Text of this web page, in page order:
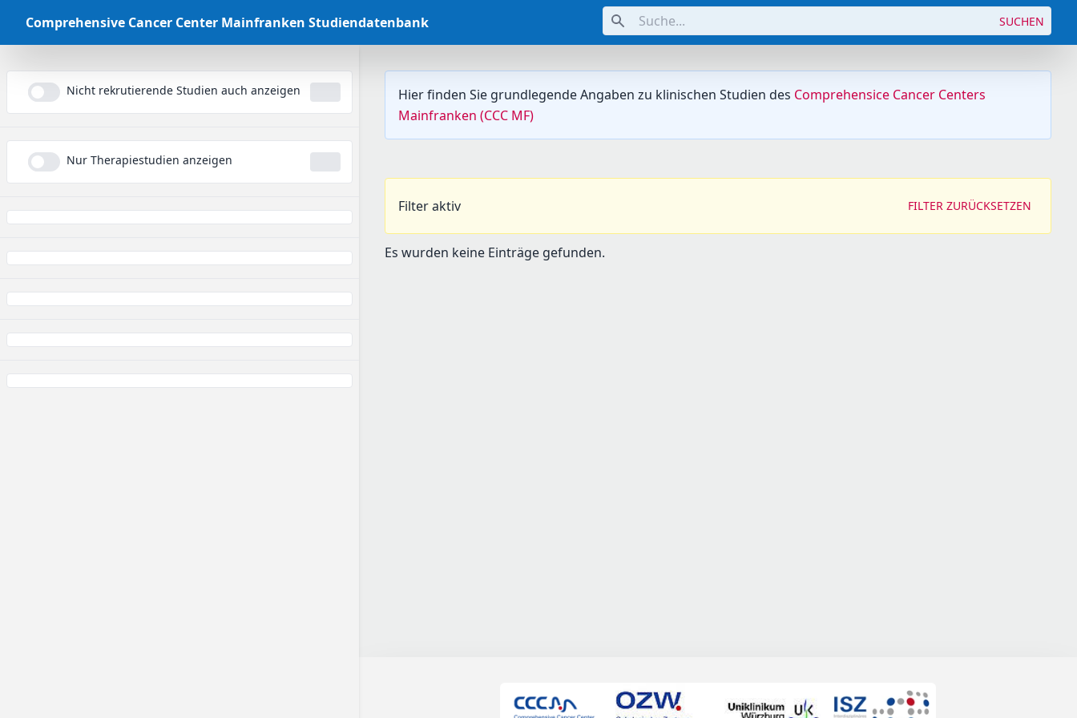
Comprehensive Cancer Center Mainfranken Studiendatenbank
Nicht rekrutierende Studien auch anzeigen
Nur Therapiestudien anzeigen
Hier finden Sie grundlegende Angaben zu klinischen Studien des Comprehensice Cancer Centers
Mainfranken (CCC MF)
Suche... SUCHEN
Filter aktiv FILTER ZURÜCKSETZEN
Es wurden keine Einträge gefunden.